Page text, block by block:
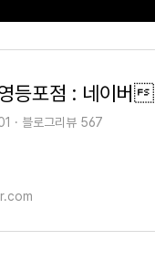
등포점 : 네이버
· 블로그리뷰 567